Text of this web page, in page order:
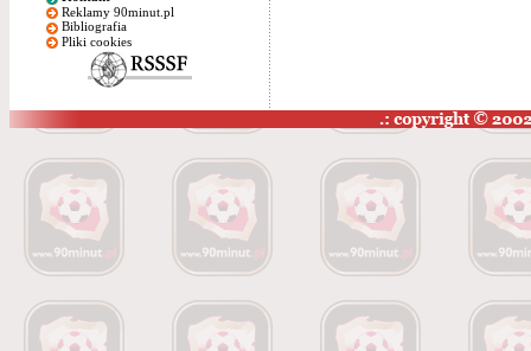
Reklamy 90minut.pl
Bibliografia
Pliki cookies